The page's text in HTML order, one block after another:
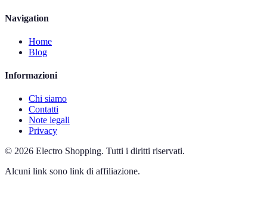
Navigation
Home
Blog
Informazioni
Chi siamo
Contatti
Note legali
Privacy
© 2026 Electro Shopping. Tutti i diritti riservati.
Alcuni link sono link di affiliazione.